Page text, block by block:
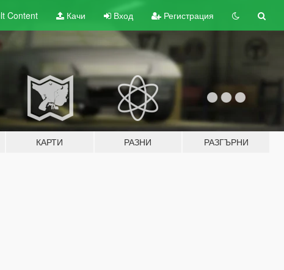
Content Качи Вход Регистрация
КАРТИ РАЗНИ РАЗГЪРНИ